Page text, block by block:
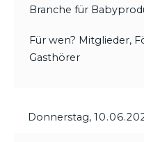
Branche für
Für wen? Mitglieder,
Gasthörer
Donnerstag,